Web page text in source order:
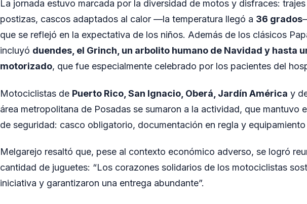
La jornada estuvo marcada por la diversidad de motos y disfraces:
postizas, cascos adaptados al calor —la temperatura llegó a 36 grados
que se reflejó en la expectativa de los niños. Además de los clásicos
incluyó duendes, el Grinch, un arbolito humano de Navidad y hasta
motorizado, que fue especialmente celebrado por los pacientes del
Motociclistas de Puerto Rico, San Ignacio, Oberá, Jardín América y
área metropolitana de Posadas se sumaron a la actividad, que mantuvo
de seguridad: casco obligatorio, documentación en regla y
Melgarejo resaltó que, pese al contexto económico adverso, se logró
cantidad de juguetes: “Los corazones solidarios de los motociclistas
iniciativa y garantizaron una entrega abundante”.